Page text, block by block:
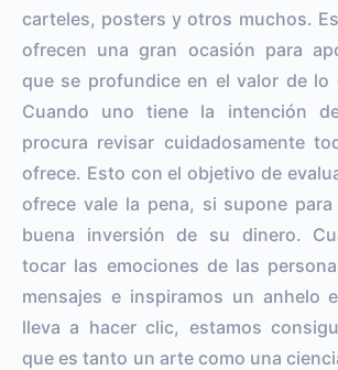
carteles, posters y otros muchos.
ofrecen una gran ocasión para
que se profundice en el valor de lo
Cuando uno tiene la intención
procura revisar cuidadosamente
ofrece. Esto con el objetivo de
ofrece vale la pena, si supone
buena inversión de su dinero.
tocar las emociones de las
mensajes e inspiramos un anhelo
lleva a hacer clic, estamos
que es tanto un arte como una